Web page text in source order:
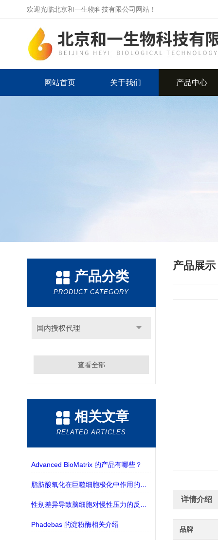
欢迎光临北京和一生物科技有限公司网站！
网站首页 关于我们 产品中心
产品分类
PRODUCT CATEGORY
国内授权代理
查看全部
相关文章
RELATED ARTICLES
Advanced BioMatrix 的产品有哪些？
Phadebas 的淀粉酶相关介绍
产品展示
详情介绍
品牌